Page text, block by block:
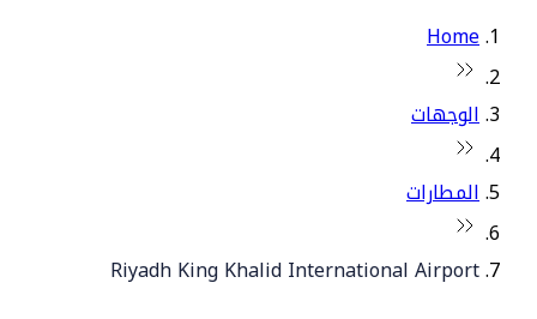
Home
الوجهات
المطارات
Riyadh King Khalid International Airport